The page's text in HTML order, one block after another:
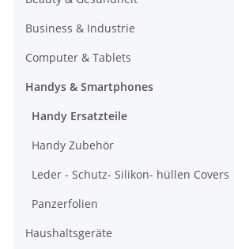
Business & Industrie
Computer & Tablets
Handys & Smartphones
Handy Ersatzteile
Handy Zubehör
Leder - Schutz- Silikon- hüllen Covers
Panzerfolien
Haushaltsgeräte